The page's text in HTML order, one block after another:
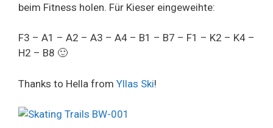
beim Fitness holen. Für Kieser eingeweihte:
F3 – A1 – A2 – A3 – A4 – B1 – B7 – F1 – K2 – K4 –
H2 – B8 🙂
Thanks to Hella from Yllas Ski!